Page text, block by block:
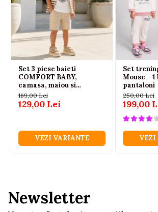
Set 3 piese baieti
COMFORT BABY,
camasa, maiou si
bermude, 100% bumbac,
Crem, 2-6 ani
169,00 Lei
129,00 Lei
VEZI VARIANTE
Set
Mouse – 1
pantaloni
250,00 Lei
199,00
VEZI
Newsletter